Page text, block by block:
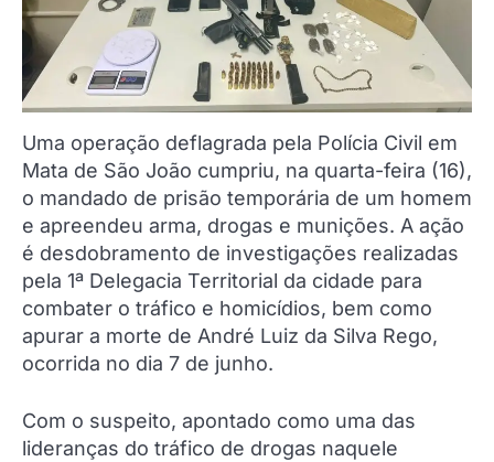
Uma operação deflagrada pela Polícia Civil em
Mata de São João cumpriu, na quarta-feira (16),
o mandado de prisão temporária de um homem
e apreendeu arma, drogas e munições. A ação
é desdobramento de investigações realizadas
pela 1ª Delegacia Territorial da cidade para
combater o tráfico e homicídios, bem como
apurar a morte de André Luiz da Silva Rego,
ocorrida no dia 7 de junho.
Com o suspeito, apontado como uma das
lideranças do tráfico de drogas naquele